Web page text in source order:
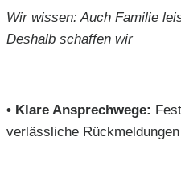
Wir wissen: Auch Familie
Deshalb schaffen wir
• Klare Ansprechwege:
verlässliche Rückmeldungen